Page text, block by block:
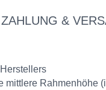
ZAHLUNG &
Rahmenhöhe